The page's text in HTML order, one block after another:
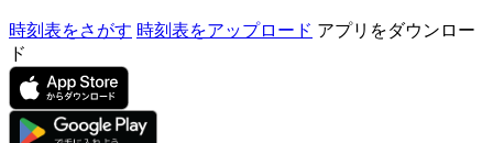
時刻表をさがす 時刻表をアップロード アプリをダウンロー
ド